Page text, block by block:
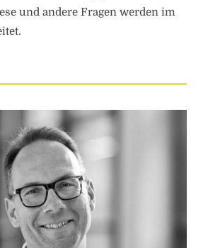
und andere Fragen werden im